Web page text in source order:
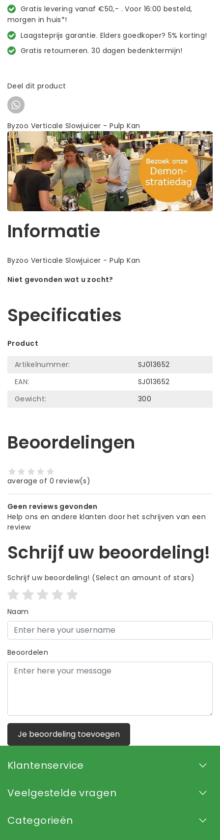
Gratis levering vanaf €50,- . Voor 16:00 besteld,
morgen in huis*!
Laagsteprijs garantie. Elders goedkoper? 5% korting!
Gratis retourneren. 30 dagen bedenktermijn!
Deel dit product
Byzoo Verticale Slowjuicer - Pulp Kan
Informatie
Byzoo Verticale Slowjuicer - Pulp Kan
Niet gevonden wat u zocht?
Specificaties
Product
Artikelnummer:
SJ013652
EAN:
SJ013652
Gewicht:
300
Beoordelingen
average of 0 review(s)
Geen reviews gevonden
Help ons en andere klanten door het schrijven van een
review
Schrijf uw beoordeling!
Schrijf uw beoordeling! (Select an amount of stars)
Naam
Beoordelen
Je beoordeling toevoegen
Klantenservice
Veelgestelde vragen
Categorieën